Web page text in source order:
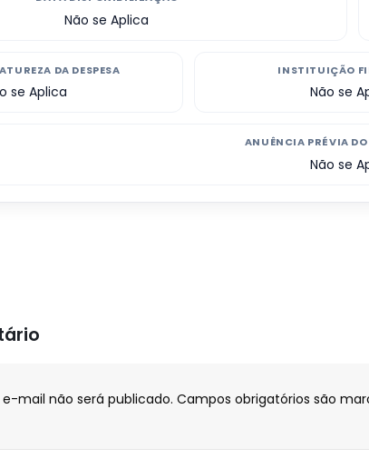
Não se Aplica
DA DESPESA
se Aplica
INSTITUIÇÃO
Não se
ANUÊNCIA PRÉVIA
Não se
mail não será publicado. Campos obrigatórios são